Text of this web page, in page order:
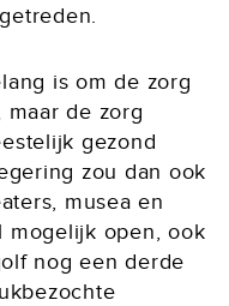
is om de zorg
de zorg
gezond
zou dan ook
musea en
mogelijk open, ook
nog een derde